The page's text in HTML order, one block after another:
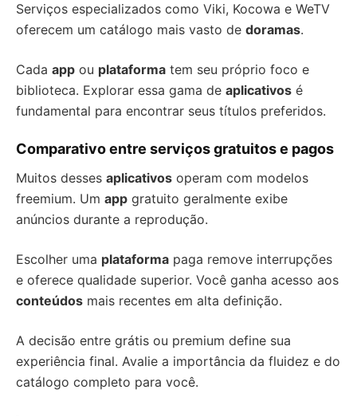
Serviços especializados como Viki, Kocowa e WeTV
oferecem um catálogo mais vasto de doramas.
Cada app ou plataforma tem seu próprio foco e
biblioteca. Explorar essa gama de aplicativos é
fundamental para encontrar seus títulos preferidos.
Comparativo entre serviços gratuitos e pagos
Muitos desses aplicativos operam com modelos
freemium. Um app gratuito geralmente exibe
anúncios durante a reprodução.
Escolher uma plataforma paga remove interrupções
e oferece qualidade superior. Você ganha acesso aos
conteúdos mais recentes em alta definição.
A decisão entre grátis ou premium define sua
experiência final. Avalie a importância da fluidez e do
catálogo completo para você.